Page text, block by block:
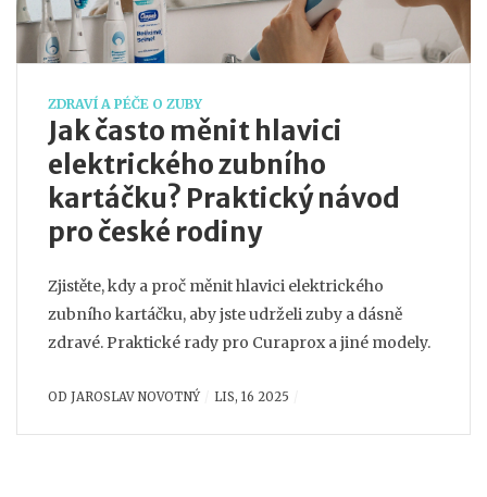
ZDRAVÍ A PÉČE O ZUBY
Jak často měnit hlavici
elektrického zubního
kartáčku? Praktický návod
pro české rodiny
Zjistěte, kdy a proč měnit hlavici elektrického
zubního kartáčku, aby jste udrželi zuby a dásně
zdravé. Praktické rady pro Curaprox a jiné modely.
OD JAROSLAV NOVOTNÝ LIS, 16 2025